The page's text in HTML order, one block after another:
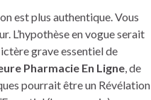
est plus authentique. Vous
L’hypothèse en vogue serait
grave essentiel de
Pharmacie En Ligne, de
pourrait être un Révélation